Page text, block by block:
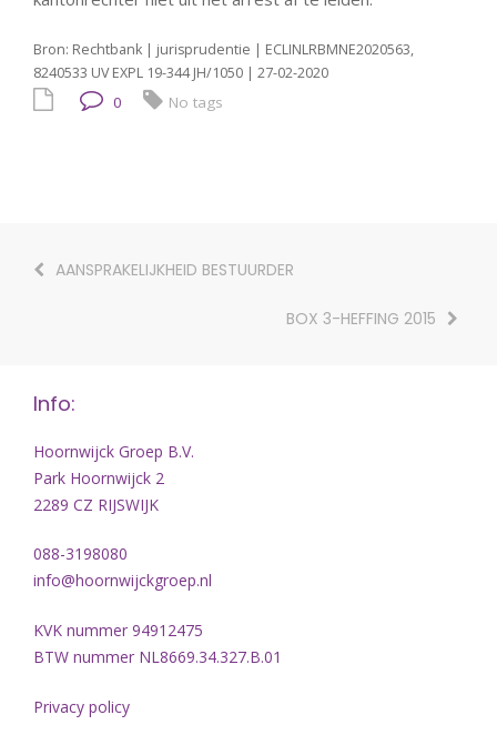
Bron: Rechtbank | jurisprudentie | ECLINLRBMNE2020563,
8240533 UV EXPL 19-344 JH/1050 | 27-02-2020
0 No tags
AANSPRAKELIJKHEID BESTUURDER
BOX 3-HEFFING 2015
Info:
Hoornwijck Groep B.V.
Park Hoornwijck 2
2289 CZ RIJSWIJK
088-3198080
info@hoornwijckgroep.nl
KVK nummer 94912475
BTW nummer NL8669.34.327.B.01
Privacy policy